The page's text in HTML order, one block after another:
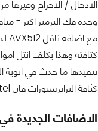
كثافة الترانزستورات فان Intel وجدت طريقة ما لازالة 10% اضافية ...
الاضافات الجديدة